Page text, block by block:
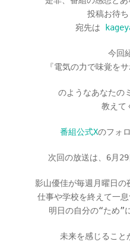
投稿お待ち
宛先は
今回
『電気の力で味覚を
のようなあなたの
教えて
番組公式Xのフォ
次回の放送は、6月
影山優佳が毎週月曜日
仕事や学校を終えて一
明日の自分の“ため”
未来を感じるこ